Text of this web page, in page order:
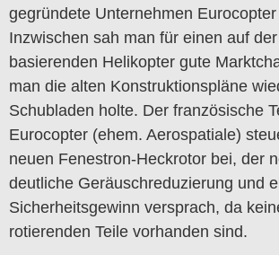
gegründete Unternehmen
Inzwischen sah man für einen auf
basierenden Helikopter gute
man die alten Konstruktionspläne
Schubladen holte. Der französische
Eurocopter (ehem. Aerospatiale)
neuen Fenestron-Heckrotor bei, der
deutliche Geräuschreduzierung und
Sicherheitsgewinn versprach, da
rotierenden Teile vorhanden sind.